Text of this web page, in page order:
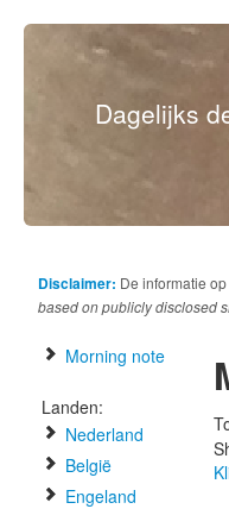
Dagelijks
Disclaimer: De informatie
based on publicly disclosed
Morning note
Landen:
Nederland
België
Engeland